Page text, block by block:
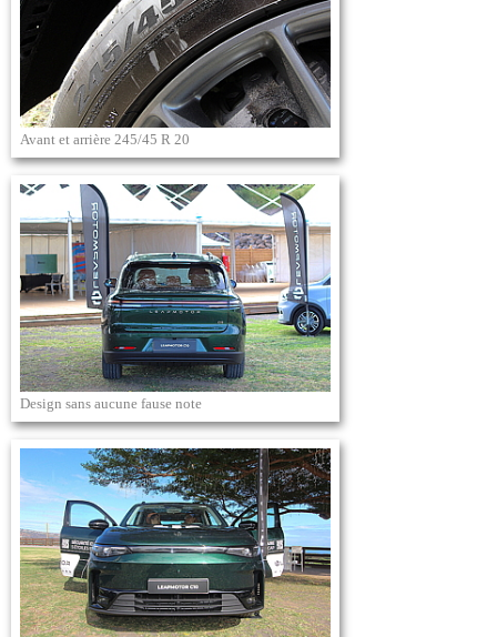
Avant et arrière 245/45 R 20
Design sans aucune fause note